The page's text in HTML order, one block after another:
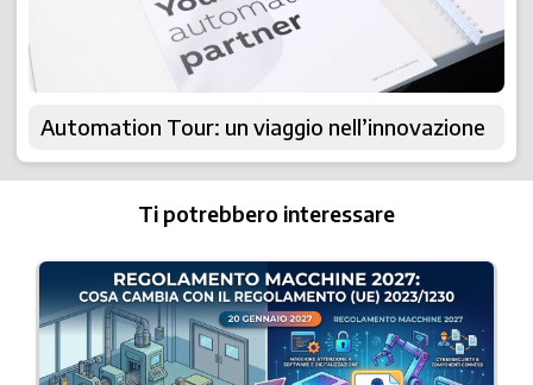
Automation Tour: un viaggio nell’innovazione
Ti potrebbero interessare